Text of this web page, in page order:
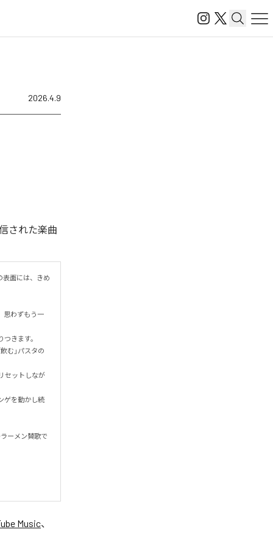
2026.4.9
された楽曲
表面には、きめ
思わずもう一
きます。
む」パスタの
セットしなが
ゲを動かし続
ーメン賛歌で
Music、